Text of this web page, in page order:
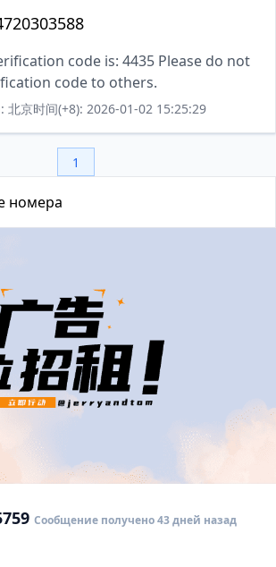
code is: 4435 Please do not
code to others.
京时间(+8): 2026-01-02 15:25:29
1
номера
Сообщение получено 43 дней назад